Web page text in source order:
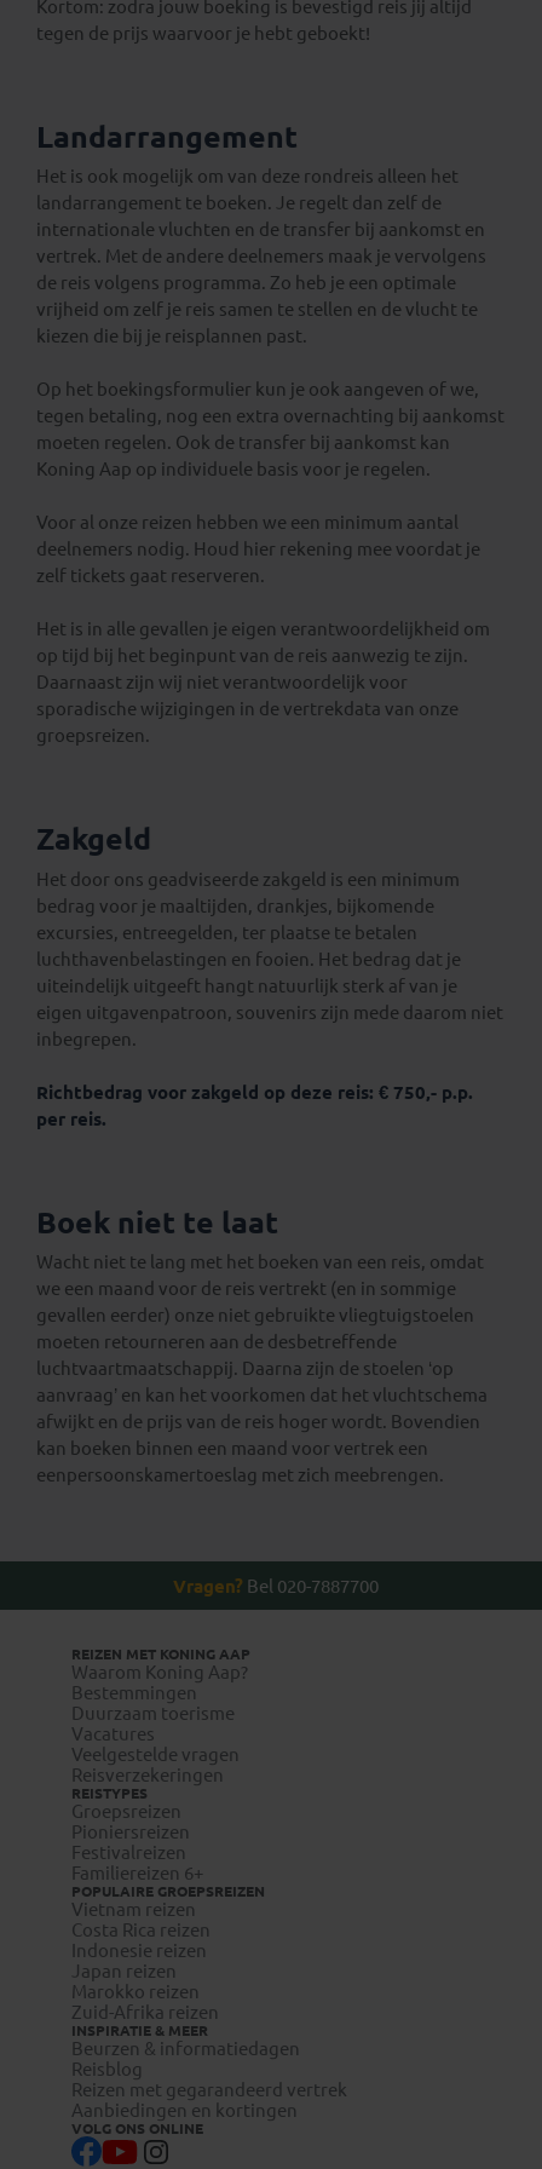
Kortom: zodra jouw boeking is bevestigd reis jij altijd
tegen de prijs waarvoor je hebt geboekt!
Landarrangement
Het is ook mogelijk om van deze rondreis alleen het
landarrangement te boeken. Je regelt dan zelf de
internationale vluchten en de transfer bij aankomst en
vertrek. Met de andere deelnemers maak je vervolgens
de reis volgens programma. Zo heb je een optimale
vrijheid om zelf je reis samen te stellen en de vlucht te
kiezen die bij je reisplannen past.
Op het boekingsformulier kun je ook aangeven of we,
tegen betaling, nog een extra overnachting bij aankomst
moeten regelen. Ook de transfer bij aankomst kan
Koning Aap op individuele basis voor je regelen.
Voor al onze reizen hebben we een minimum aantal
deelnemers nodig. Houd hier rekening mee voordat je
zelf tickets gaat reserveren.
Het is in alle gevallen je eigen verantwoordelijkheid om
op tijd bij het beginpunt van de reis aanwezig te zijn.
Daarnaast zijn wij niet verantwoordelijk voor
sporadische wijzigingen in de vertrekdata van onze
groepsreizen.
Zakgeld
Het door ons geadviseerde zakgeld is een minimum
bedrag voor je maaltijden, drankjes, bijkomende
excursies, entreegelden, ter plaatse te betalen
luchthavenbelastingen en fooien. Het bedrag dat je
uiteindelijk uitgeeft hangt natuurlijk sterk af van je
eigen uitgavenpatroon, souvenirs zijn mede daarom niet
inbegrepen.
Richtbedrag voor zakgeld op deze reis: € 750,- p.p.
per reis.
Boek niet te laat
Wacht niet te lang met het boeken van een reis, omdat
we een maand voor de reis vertrekt (en in sommige
gevallen eerder) onze niet gebruikte vliegtuigstoelen
moeten retourneren aan de desbetreffende
luchtvaartmaatschappij. Daarna zijn de stoelen ‘op
aanvraag’ en kan het voorkomen dat het vluchtschema
afwijkt en de prijs van de reis hoger wordt. Bovendien
kan boeken binnen een maand voor vertrek een
eenpersoonskamertoeslag met zich meebrengen.
Vragen? Bel 020-7887700
REIZEN MET KONING AAP
Waarom Koning Aap?
Bestemmingen
Duurzaam toerisme
Vacatures
Veelgestelde vragen
Reisverzekeringen
REISTYPES
Groepsreizen
Pioniersreizen
Festivalreizen
Familiereizen 6+
POPULAIRE GROEPSREIZEN
Vietnam reizen
Costa Rica reizen
Indonesie reizen
Japan reizen
Marokko reizen
Zuid-Afrika reizen
INSPIRATIE & MEER
Beurzen & informatiedagen
Reisblog
Reizen met gegarandeerd vertrek
Aanbiedingen en kortingen
VOLG ONS ONLINE